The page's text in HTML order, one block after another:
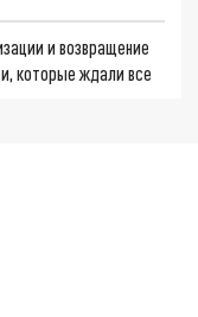
и возвращение
которые ждали все